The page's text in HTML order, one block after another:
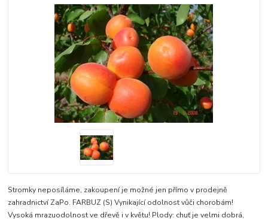
Stromky neposíláme, zakoupení je možné jen přímo v prodejně
zahradnictví ZaPo. FARBUZ (S) Vynikající odolnost vůči chorobám!
Vysoká mrazuodolnost ve dřevě i v květu! Plody: chuť je velmi dobrá,